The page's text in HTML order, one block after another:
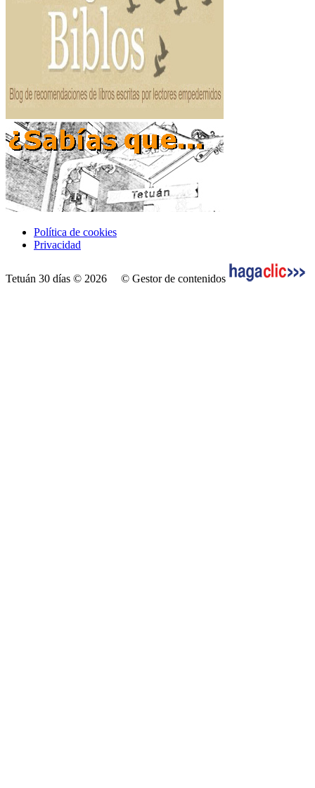
Política de cookies
Privacidad
Tetuán 30 días © 2026 © Gestor de contenidos